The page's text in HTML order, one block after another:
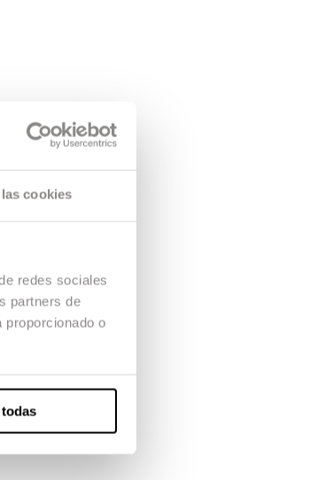
cookies
redes sociales
partners de
proporcionado o